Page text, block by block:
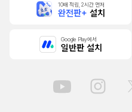
10배 적립, 2시간 먼저
완전판+ 설치
Google Play에서
일반판 설치